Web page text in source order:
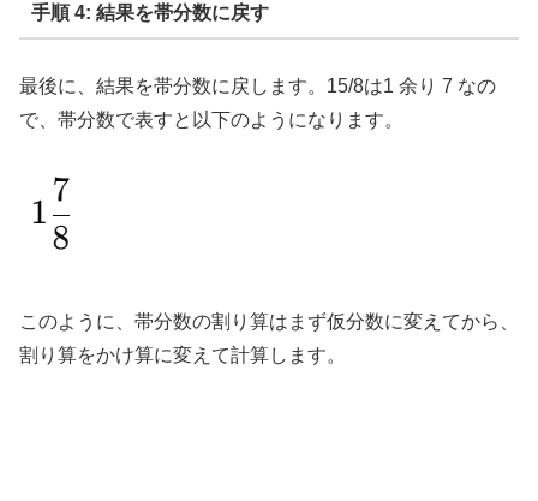
手順 4: 結果を帯分数に戻す
最後に、結果を帯分数に戻します。15/8は1 余り 7 なの
で、帯分数で表すと以下のようになります。
このように、帯分数の割り算はまず仮分数に変えてから、
割り算をかけ算に変えて計算します。